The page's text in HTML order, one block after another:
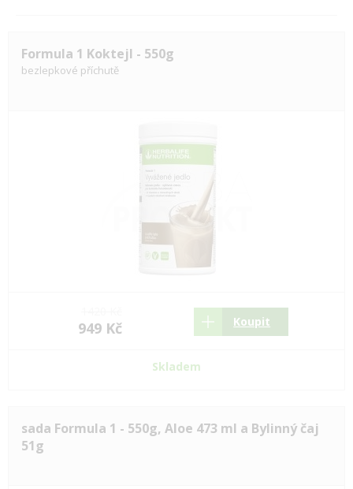
Formula 1 Koktejl - 550g
bezlepkové příchutě
949 Kč Koupit
Skladem
sada Formula 1 - 550g, Aloe 473 ml a Bylinný čaj
51g